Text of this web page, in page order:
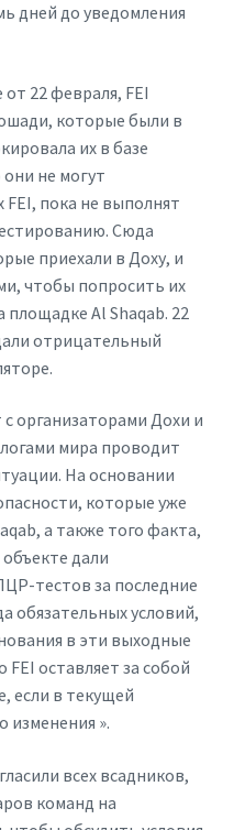
дней до уведомления
22 февраля, FEI
которые были в
их в базе
не могут
FEI, пока не выполнят
Сюда
приехали в Доху, и
чтобы попросить их
Al Shaqab. 22
отрицательный
организаторами Дохи и
мира проводит
На основании
которые уже
а также того факта,
дали
тестов за последние
обязательных условий,
в эти выходные
оставляет за собой
если в текущей
изменения ».
всех всадников,
команд на